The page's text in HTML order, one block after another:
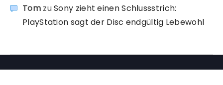
TomzuSony zieht einen Schlussstrich:
PlayStation sagt der Disc endgültig Lebewohl